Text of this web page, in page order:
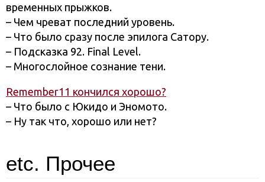
временных прыжков.
– Чем чреват последний уровень.
– Что было сразу после эпилога Сатору.
– Подсказка 92. Final Level.
– Многослойное сознание тени.
Remember11 кончился хорошо?
– Что было с Юкидо и Эномото.
– Ну так что, хорошо или нет?
etc. Прочее